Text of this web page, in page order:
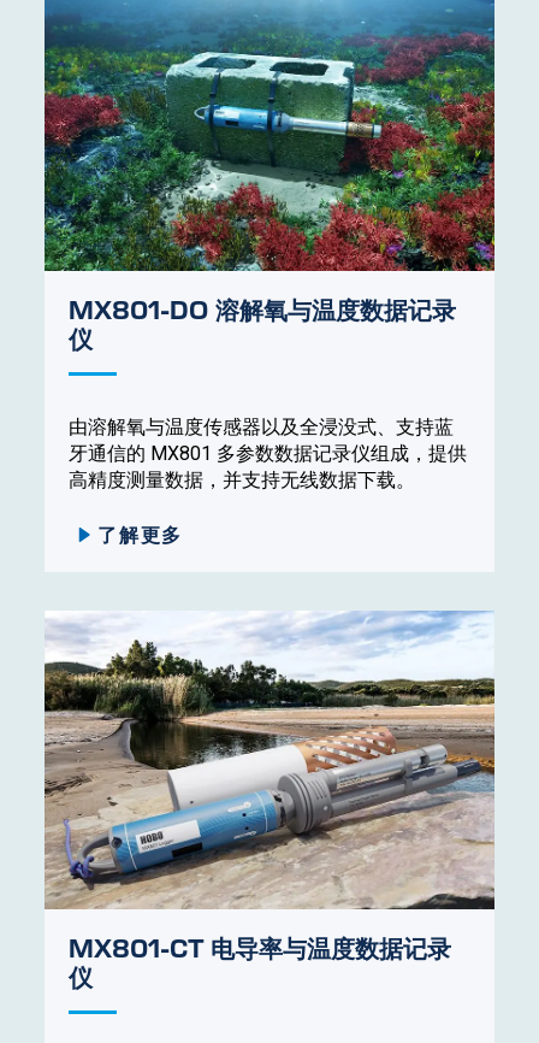
MX801-DO 溶解氧与温度数据记录
仪
由溶解氧与温度传感器以及全浸没式、支持蓝
牙通信的 MX801 多参数数据记录仪组成，提供
高精度测量数据，并支持无线数据下载。
了解更多
MX801-CT 电导率与温度数据记录
仪